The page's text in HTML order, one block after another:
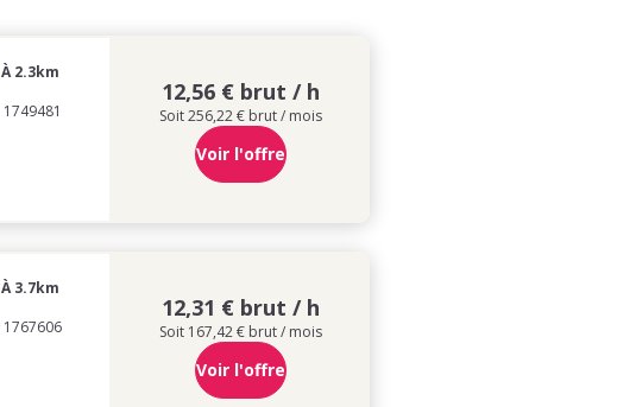
À 2.3km
12,56 € brut / h
Soit 256,22 € brut / mois
Voir l'offre
À 3.7km
1767606
12,31 € brut / h
Soit 167,42 € brut / mois
Voir l'offre